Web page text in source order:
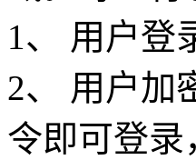
1、 用户登
2、 用户加
令即可登